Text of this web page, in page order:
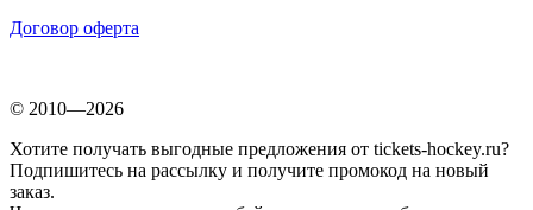
Договор оферта
© 2010—2026
Хотите получать выгодные предложения от tickets-hockey.ru?
Подпишитесь на рассылку и получите промокод на новый
заказ.